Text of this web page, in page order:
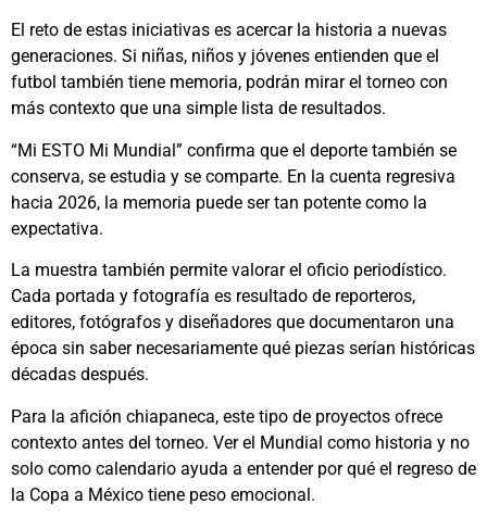
El reto de estas iniciativas es acercar la historia a nuevas
generaciones. Si niñas, niños y jóvenes entienden que el
futbol también tiene memoria, podrán mirar el torneo con
más contexto que una simple lista de resultados.
“Mi ESTO Mi Mundial” confirma que el deporte también se
conserva, se estudia y se comparte. En la cuenta regresiva
hacia 2026, la memoria puede ser tan potente como la
expectativa.
La muestra también permite valorar el oficio periodístico.
Cada portada y fotografía es resultado de reporteros,
editores, fotógrafos y diseñadores que documentaron una
época sin saber necesariamente qué piezas serían históricas
décadas después.
Para la afición chiapaneca, este tipo de proyectos ofrece
contexto antes del torneo. Ver el Mundial como historia y no
solo como calendario ayuda a entender por qué el regreso de
la Copa a México tiene peso emocional.